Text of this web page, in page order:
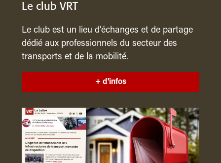
Le club VRT
Le club est un lieu d’échanges et de partage
dédié aux professionnels du secteur des
transports et de la mobilité.
+ d'infos